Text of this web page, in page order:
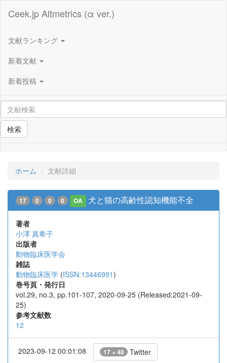
Ceek.jp Altmetrics (α ver.)
文献ランキング
新着文献
新着投稿
検索
ホーム 文献詳細
17 0 0 0 OA 犬と猫の高齢性認知機能不全
著者
小澤 真希子
出版者
動物臨床医学会
雑誌
動物臨床医学 (ISSN:13446991)
巻号頁・発行日
vol.29, no.3, pp.101-107, 2020-09-25 (Released:2021-09-
25)
参考文献数
12
2023-09-12 00:01:08 17 + 48 Twitter